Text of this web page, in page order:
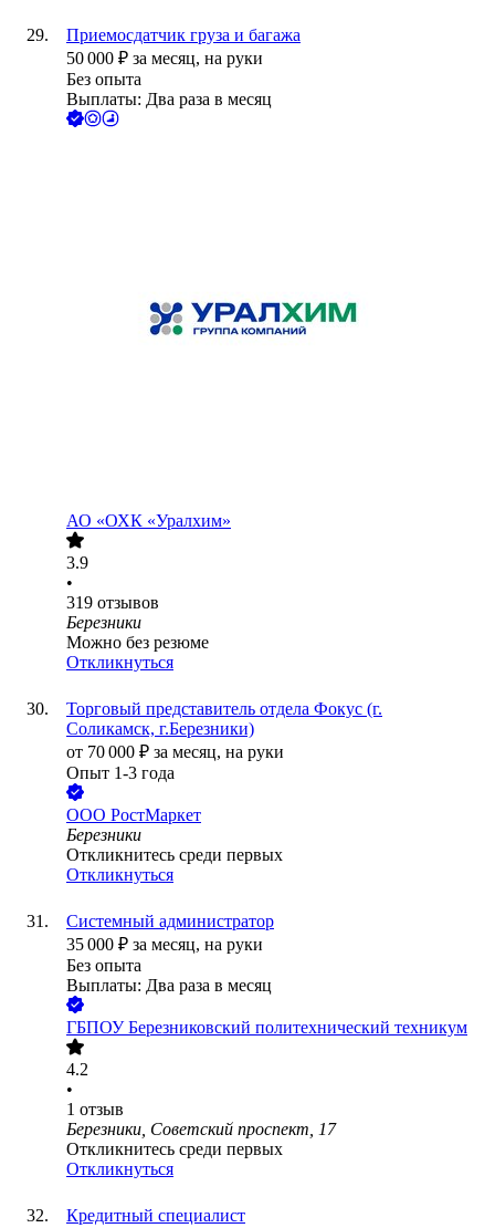
Приемосдатчик груза и багажа
50 000 ₽ за месяц, на руки
Без опыта
Выплаты: Два раза в месяц
АО «ОХК «Уралхим»
3.9
•
319 отзывов
Березники
Можно без резюме
Откликнуться
Торговый представитель отдела Фокус (г.
Соликамск, г.Березники)
от 70 000 ₽ за месяц, на руки
Опыт 1-3 года
ООО РостМаркет
Березники
Откликнитесь среди первых
Откликнуться
Системный администратор
35 000 ₽ за месяц, на руки
Без опыта
Выплаты: Два раза в месяц
ГБПОУ Березниковский политехнический техникум
4.2
•
1 отзыв
Березники, Советский проспект, 17
Откликнитесь среди первых
Откликнуться
Кредитный специалист